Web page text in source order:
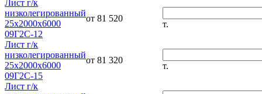
Лист г/к
низколегированный
25х2000х6000
09Г2С-12
от 81 520
т.
Лист г/к
низколегированный
25х2000х6000
09Г2С-15
от 81 320
т.
Лист г/к